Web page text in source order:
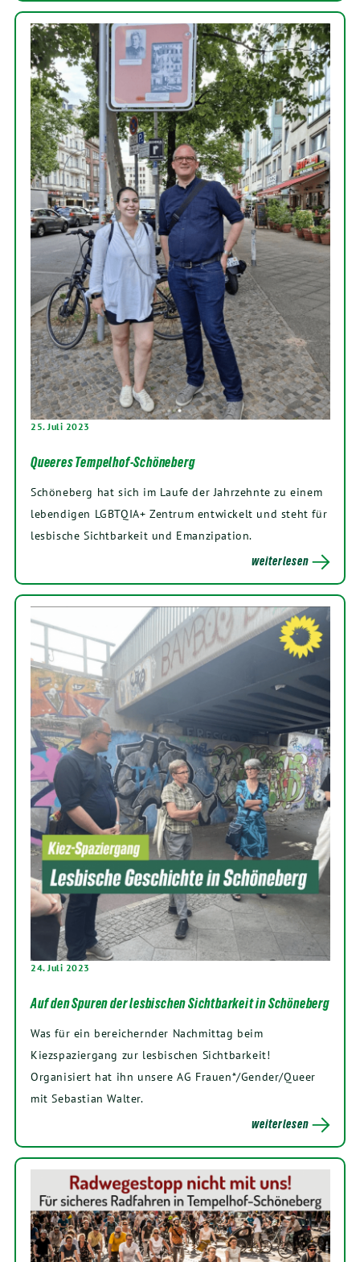
25. Juli 2023
Queeres Tempelhof-Schöneberg
Schöneberg hat sich im Laufe der Jahrzehnte zu einem
lebendigen LGBTQIA+ Zentrum entwickelt und steht für
lesbische Sichtbarkeit und Emanzipation.
weiterlesen
24. Juli 2023
Auf den Spuren der lesbischen Sichtbarkeit in Schöneberg
Was für ein bereichernder Nachmittag beim
Kiezspaziergang zur lesbischen Sichtbarkeit!
Organisiert hat ihn unsere AG Frauen*/Gender/Queer
mit Sebastian Walter.
weiterlesen